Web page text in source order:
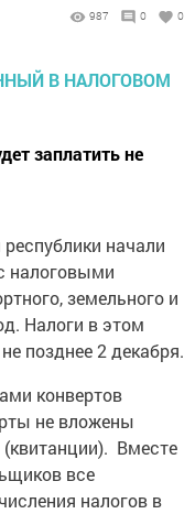
987 0 0
заплатить не
начали
налоговыми
земельного и
Налоги в этом
позднее 2 декабря.
конвертов
не вложены
Вместе
все
налогов в